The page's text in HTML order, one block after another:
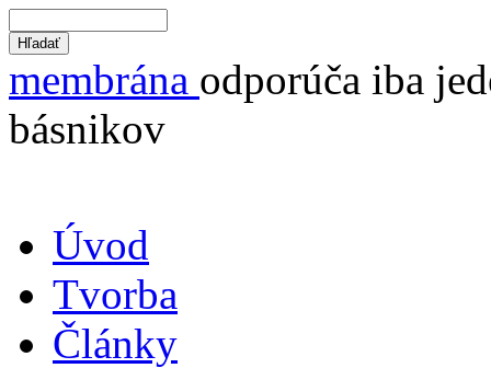
membrána odporúča iba
básnikov
Úvod
Tvorba
Články